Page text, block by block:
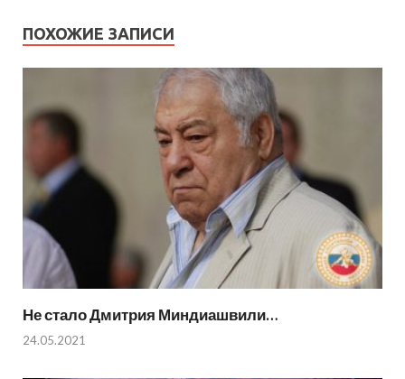
ПОХОЖИЕ ЗАПИСИ
Не стало Дмитрия Миндиашвили…
24.05.2021